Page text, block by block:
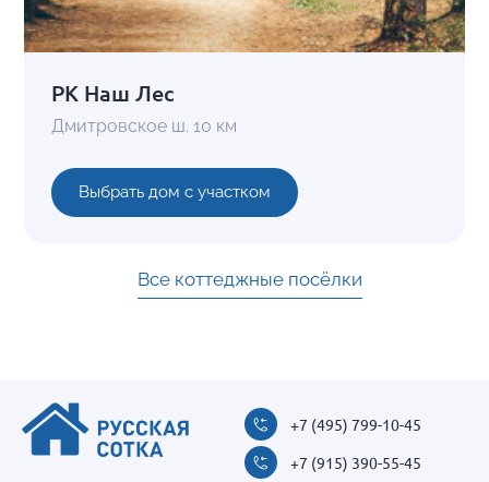
РК Наш Лес
Дмитровское ш. 10 км
Выбрать дом с участком
Все коттеджные посёлки
+7 (495) 799-10-45
+7 (915) 390-55-45